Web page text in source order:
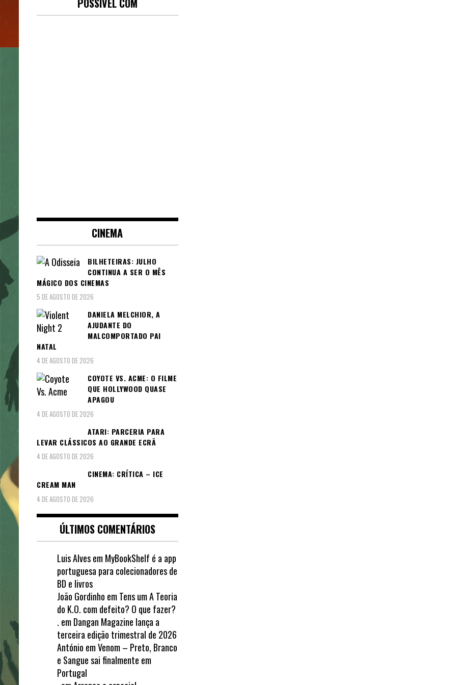
CINEMA
BILHETEIRAS: JULHO
CONTINUA A SER O MÊS
MÁGICO DOS CINEMAS
5 DE AGOSTO DE 2026
DANIELA MELCHIOR, A
AJUDANTE DO
MALCOMPORTADO PAI
NATAL
4 DE AGOSTO DE 2026
COYOTE VS. ACME: O FILME
QUE HOLLYWOOD QUASE
APAGOU
4 DE AGOSTO DE 2026
ATARI: PARCERIA PARA
LEVAR CLÁSSICOS AO GRANDE ECRÃ
4 DE AGOSTO DE 2026
CINEMA: CRÍTICA – ICE
CREAM MAN
4 DE AGOSTO DE 2026
ÚLTIMOS COMENTÁRIOS
Luis Alvesem MyBookShelf é a app
portuguesa para colecionadores de
BD e livros
João Gordinho em Tens um A Teoria
do K.O. com defeito? O que fazer?
. em Dangan Magazine lança a
terceira edição trimestral de 2026
António emVenom – Preto, Branco
e Sangue sai finalmente em
Portugal